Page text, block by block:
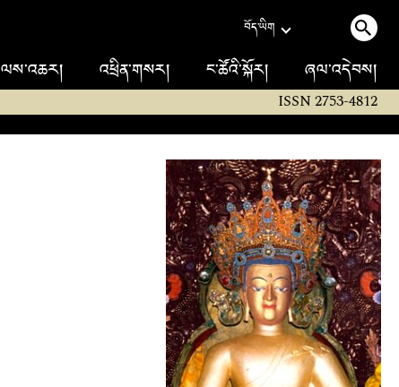
བོད་ཡིག
ལས་འཆར། འཕྲིན་གསར། ང་ཚོའི་སྐོར། ཞལ་འདེབས།
ISSN 2753-4812